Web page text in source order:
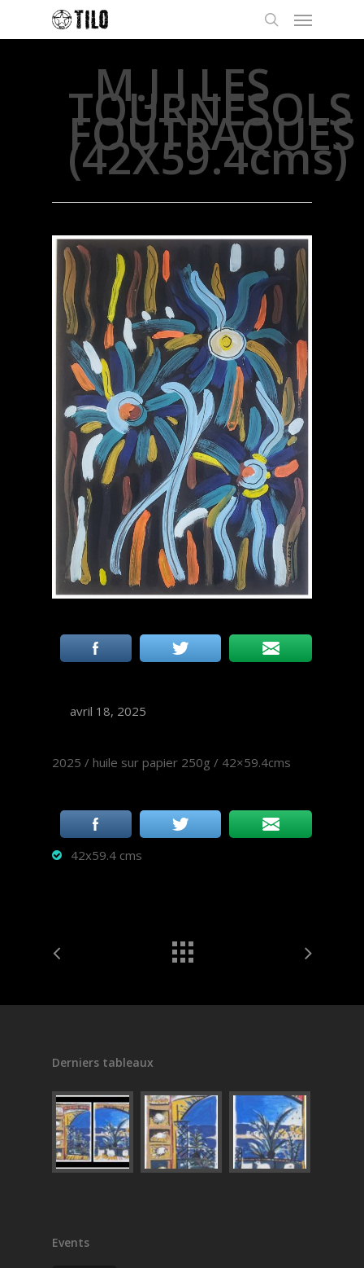
M.J.I LES
TOURNESOLS
FOUTRAQUES
(42X59.4cms)
avril 18, 2025
2025 / huile sur papier 250g / 42×59.4cms
42x59.4 cms
Derniers tableaux
Events